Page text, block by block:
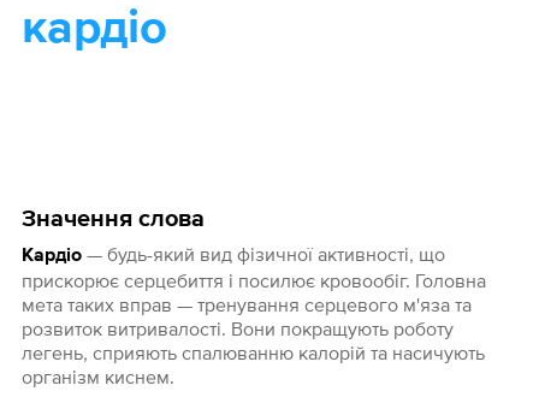
Значення слова
Кардіо— будь-який вид фізичної активності, що
прискорює серцебиття і посилює кровообіг. Головна
мета таких вправ — тренування серцевого м'яза та
розвиток витривалості. Вони покращують роботу
легень, сприяють спалюванню калорій та насичують
організм киснем.
кардіо